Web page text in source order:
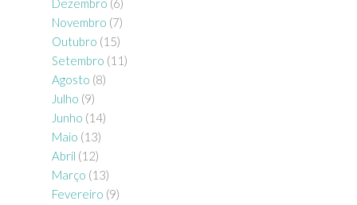
Dezembro (6)
Novembro (7)
Outubro (15)
Setembro (11)
Agosto (8)
Julho (9)
Junho (14)
Maio (13)
Abril (12)
Março (13)
Fevereiro (9)